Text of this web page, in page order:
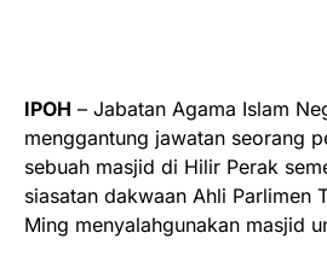
IPOH – Jabatan Agama Islam
menggantung jawatan seorang
sebuah masjid di Hilir Perak
siasatan dakwaan Ahli Parlimen
Ming menyalahgunakan masjid